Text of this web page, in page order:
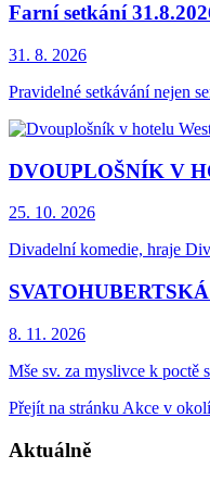
Farní setkání
31. 8. 2026
Pravidelné setkávání nejen
DVOUPLOŠNÍK V
25. 10. 2026
Divadelní komedie, hraje
8. 11. 2026
Mše sv. za myslivce k poctě
Přejít na stránku Akce v okolí
Aktuálně